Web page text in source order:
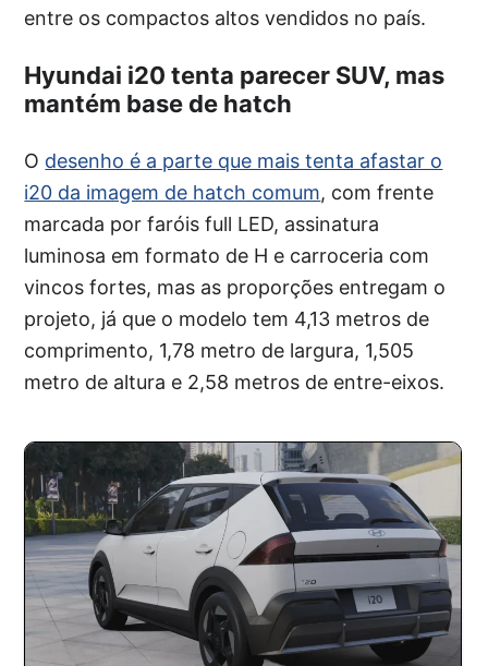
entre os compactos altos vendidos no país.
Hyundai i20 tenta parecer SUV, mas
mantém base de hatch
O desenho é a parte que mais tenta afastar o
i20 da imagem de hatch comum, com frente
marcada por faróis full LED, assinatura
luminosa em formato de H e carroceria com
vincos fortes, mas as proporções entregam o
projeto, já que o modelo tem 4,13 metros de
comprimento, 1,78 metro de largura, 1,505
metro de altura e 2,58 metros de entre-eixos.